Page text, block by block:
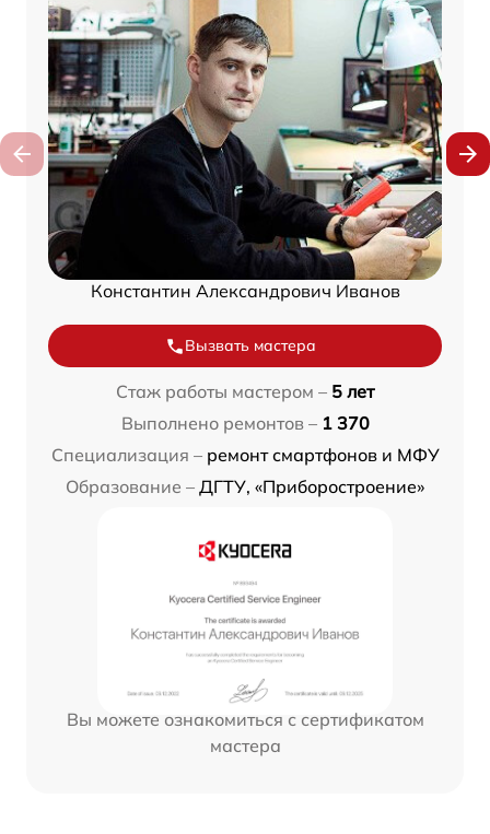
Константин Александрович Иванов
Вызвать мастера
Стаж работы мастером – 5 лет
Выполнено ремонтов – 1 370
Специализация – ремонт смартфонов и МФУ
Образование – ДГТУ, «Приборостроение»
Вы можете ознакомиться с сертификатом
мастера